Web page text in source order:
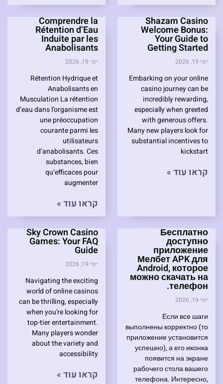
Shazam Casino
Welcome Bonus:
Your Guide to
Getting Started
יוני 19, 2026
Embarking on your online
casino journey can be
incredibly rewarding,
especially when greeted
with generous offers.
Many new players look for
substantial incentives to
kickstart
קראו עוד »
Comprendre la
Rétention d’Eau
Induite par les
Anabolisants
יוני 19, 2026
Rétention Hydrique et
Anabolisants en
Musculation La rétention
d’eau dans l’organisme est
une préoccupation
courante parmi les
utilisateurs
d’anabolisants. Ces
substances, bien
qu’efficaces pour
augmenter
קראו עוד »
Бесплатно
доступно
приложение
Мелбет APK для
Android, которое
можно скачать на
телефон.
יוני 19, 2026
Если все шаги
выполнены корректно (то
приложение установится
успешно), а его иконка
появится на экране
рабочего стола вашего
телефона. Интересно,
Sky Crown Casino
Games: Your FAQ
Guide
יוני 19, 2026
Navigating the exciting
world of online casinos
can be thrilling, especially
when you're looking for
top-tier entertainment.
Many players wonder
about the variety and
accessibility
קראו עוד »